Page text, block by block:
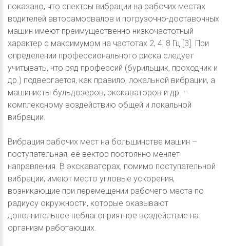
показано, что спектры вибрации на рабочих местах
водителей автосамосвалов и погрузочно-доставочных
машин имеют преимущественно низкочастотный
характер с максимумом на частотах 2, 4, 8 Гц [3]. При
определении профессионального риска следует
учитывать, что ряд профессий (бурильщик, проходчик и
др.) подвергается, как правило, локальной вибрации, а
машинисты бульдозеров, экскаваторов и др. –
комплексному воздействию общей и локальной
вибрации.
Вибрация рабочих мест на большинстве машин –
поступательная, её вектор постоянно меняет
направления. В экскаваторах, помимо поступательной
вибрации, имеют место угловые ускорения,
возникающие при перемещении рабочего места по
радиусу окружности, которые оказывают
дополнительное неблагоприятное воздействие на
организм работающих.